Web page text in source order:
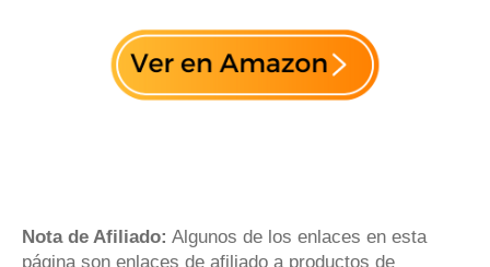
Nota de Afiliado: Algunos de los enlaces en esta
página son enlaces de afiliado a productos de